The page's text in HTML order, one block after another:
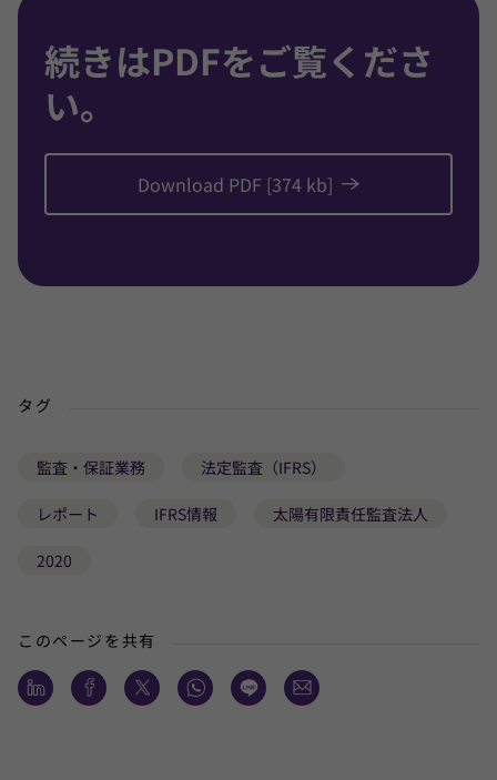
続きはPDFをご覧くださ
い。
Download PDF [374 kb]
タグ
監査・保証業務 法定監査（IFRS）
レポート IFRS情報 太陽有限責任監査法人
2020
このページを共有